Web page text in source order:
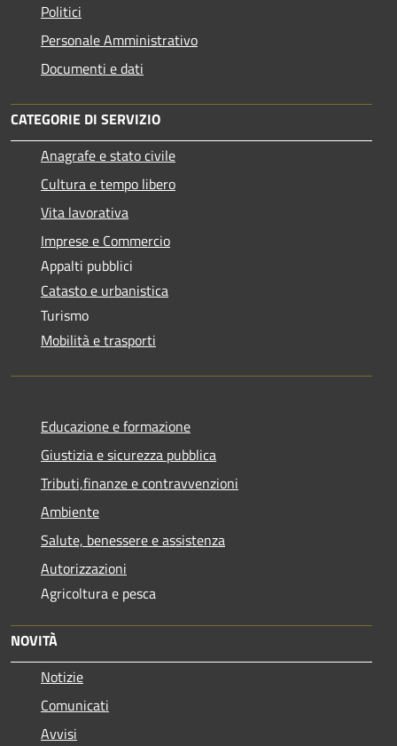
Politici
Personale Amministrativo
Documenti e dati
CATEGORIE DI SERVIZIO
Anagrafe e stato civile
Cultura e tempo libero
Vita lavorativa
Imprese e Commercio
Appalti pubblici
Catasto e urbanistica
Turismo
Mobilità e trasporti
Educazione e formazione
Giustizia e sicurezza pubblica
Tributi,finanze e contravvenzioni
Ambiente
Salute, benessere e assistenza
Autorizzazioni
Agricoltura e pesca
NOVITÀ
Notizie
Comunicati
Avvisi